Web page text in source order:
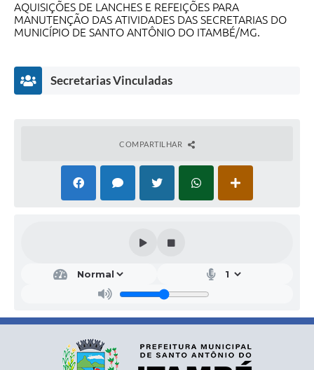
AQUISIÇÕES DE LANCHES E REFEIÇÕES PARA
MANUTENÇÃO DAS ATIVIDADES DAS SECRETARIAS DO
MUNICÍPIO DE SANTO ANTÔNIO DO ITAMBÉ/MG.
Secretarias Vinculadas
etar
pal
COMPARTILHAR